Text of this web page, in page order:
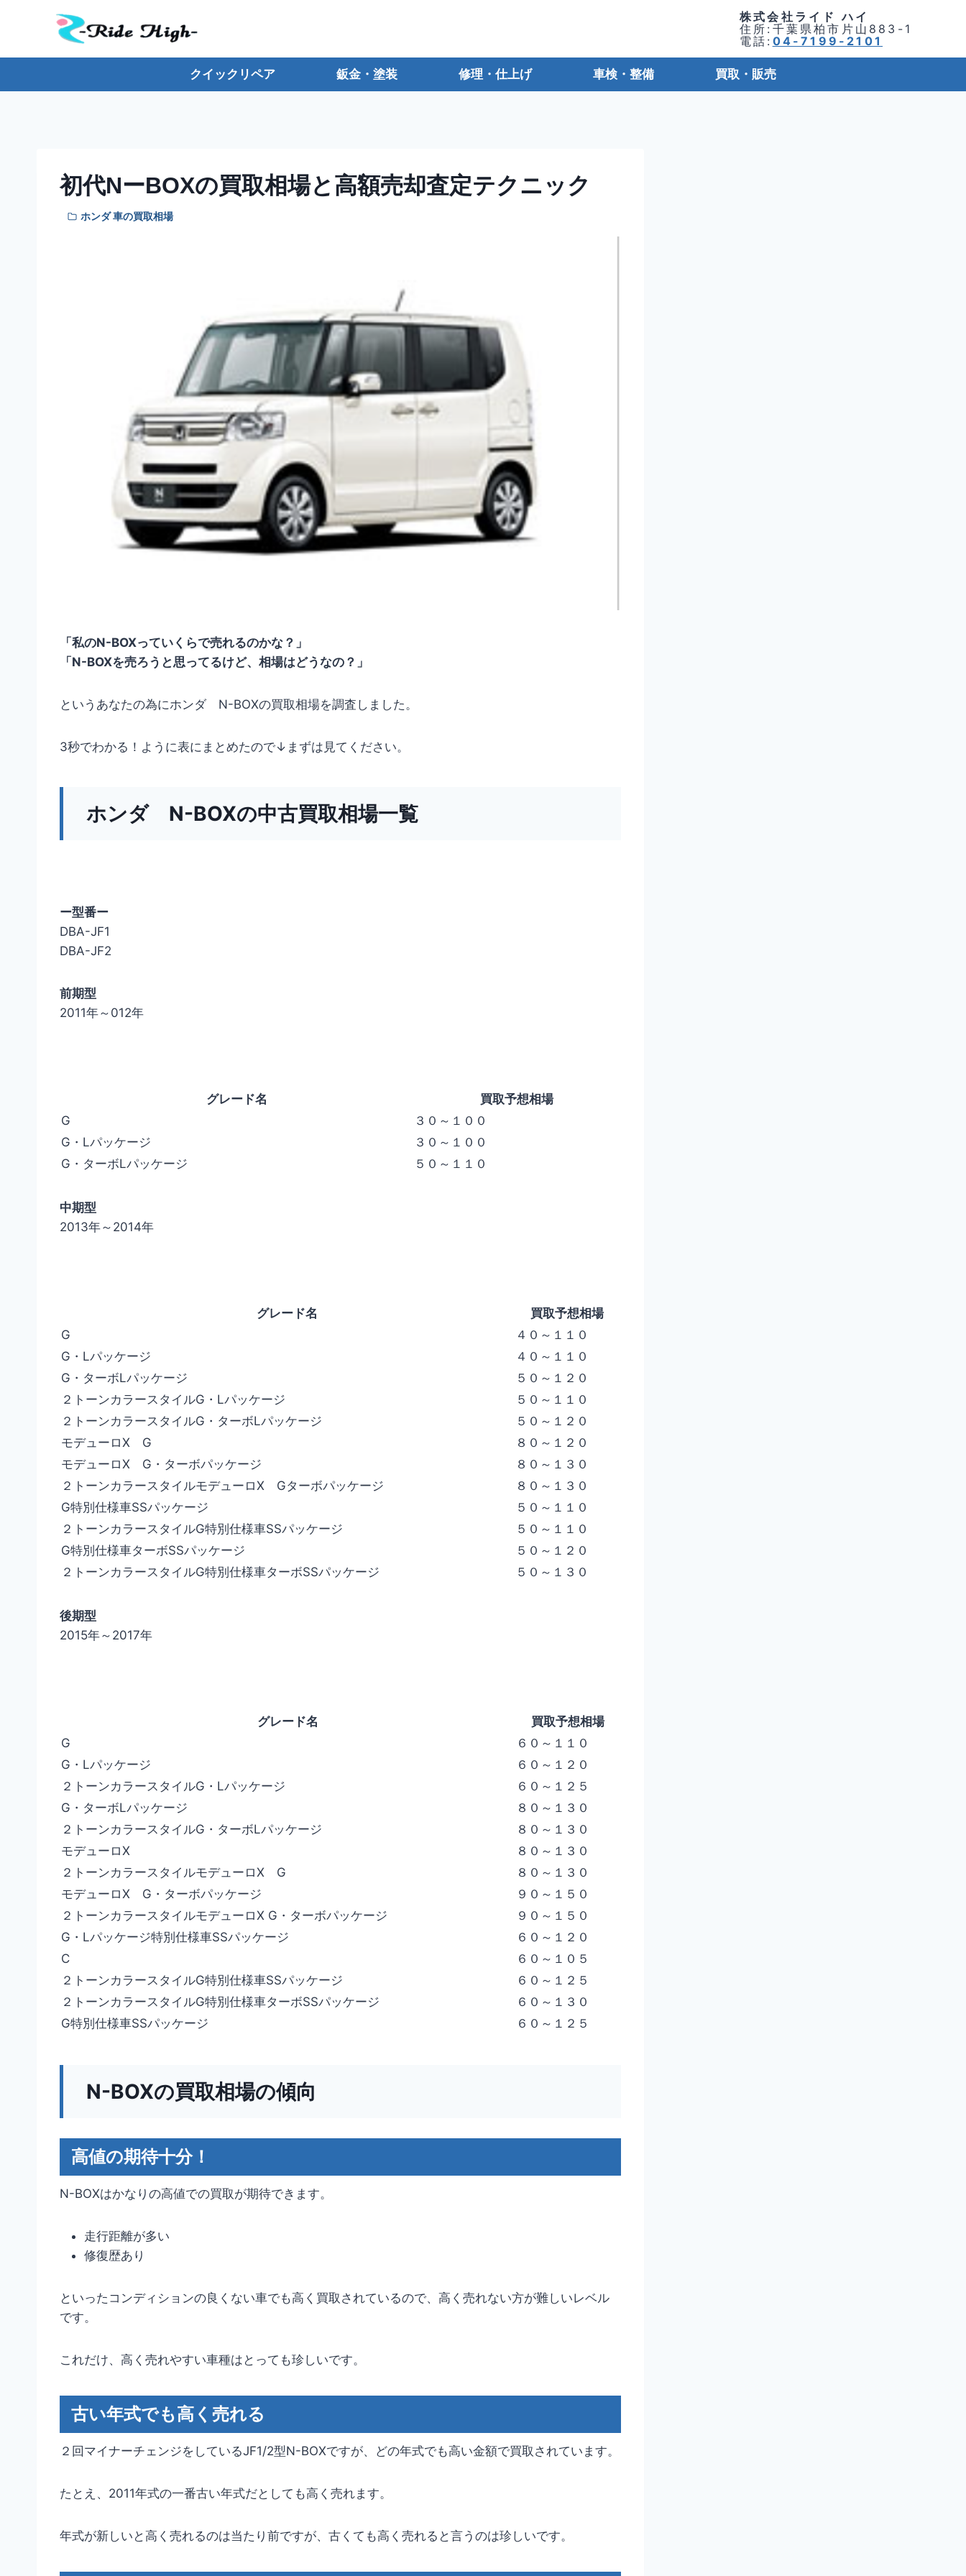
株式会社ライド ハイ
住所:千葉県柏市片山883-1
電話: 04-7199-2101
クイックリペア 鈑金・塗装 修理・仕上げ 車検・整備 買取・販売
初代NーBOXの買取相場と高額売却査定テクニック
ホンダ 車の買取相場
「私のN-BOXっていくらで売れるのかな？」
「N-BOXを売ろうと思ってるけど、相場はどうなの？」
というあなたの為にホンダ N-BOXの買取相場を調査しました。
3秒でわかる！ように表にまとめたので↓まずは見てください。
ホンダ N-BOXの中古買取相場一覧
ー型番ー
DBA-JF1
DBA-JF2
前期型
2011年～012年
グレード名
買取予想相場
G
３０～１００
G・Lパッケージ
３０～１００
G・ターボLパッケージ
５０～１１０
中期型
2013年～2014年
グレード名
買取予想相場
G
４０～１１０
G・Lパッケージ
４０～１１０
G・ターボLパッケージ
５０～１２０
２トーンカラースタイルG・Lパッケージ
５０～１１０
２トーンカラースタイルG・ターボLパッケージ
５０～１２０
モデューロX G
８０～１２０
モデューロX G・ターボパッケージ
８０～１３０
２トーンカラースタイルモデューロX Gターボパッケージ
８０～１３０
G特別仕様車SSパッケージ
５０～１１０
２トーンカラースタイルG特別仕様車SSパッケージ
５０～１１０
G特別仕様車ターボSSパッケージ
５０～１２０
２トーンカラースタイルG特別仕様車ターボSSパッケージ
５０～１３０
後期型
2015年～2017年
グレード名
買取予想相場
G
６０～１１０
G・Lパッケージ
６０～１２０
２トーンカラースタイルG・Lパッケージ
６０～１２５
G・ターボLパッケージ
８０～１３０
２トーンカラースタイルG・ターボLパッケージ
８０～１３０
モデューロX
８０～１３０
２トーンカラースタイルモデューロX G
８０～１３０
モデューロX G・ターボパッケージ
９０～１５０
２トーンカラースタイルモデューロX G・ターボパッケージ
９０～１５０
G・Lパッケージ特別仕様車SSパッケージ
６０～１２０
C
６０～１０５
２トーンカラースタイルG特別仕様車SSパッケージ
６０～１２５
２トーンカラースタイルG特別仕様車ターボSSパッケージ
６０～１３０
G特別仕様車SSパッケージ
６０～１２５
N-BOXの買取相場の傾向
高値の期待十分！
N-BOXはかなりの高値での買取が期待できます。
走行距離が多い
修復歴あり
といったコンディションの良くない車でも高く買取されているので、高く売れない方が難しいレベル
です。
これだけ、高く売れやすい車種はとっても珍しいです。
古い年式でも高く売れる
２回マイナーチェンジをしているJF1/2型N-BOXですが、どの年式でも高い金額で買取されています。
たとえ、2011年式の一番古い年式だとしても高く売れます。
年式が新しいと高く売れるのは当たり前ですが、古くても高く売れると言うのは珍しいです。